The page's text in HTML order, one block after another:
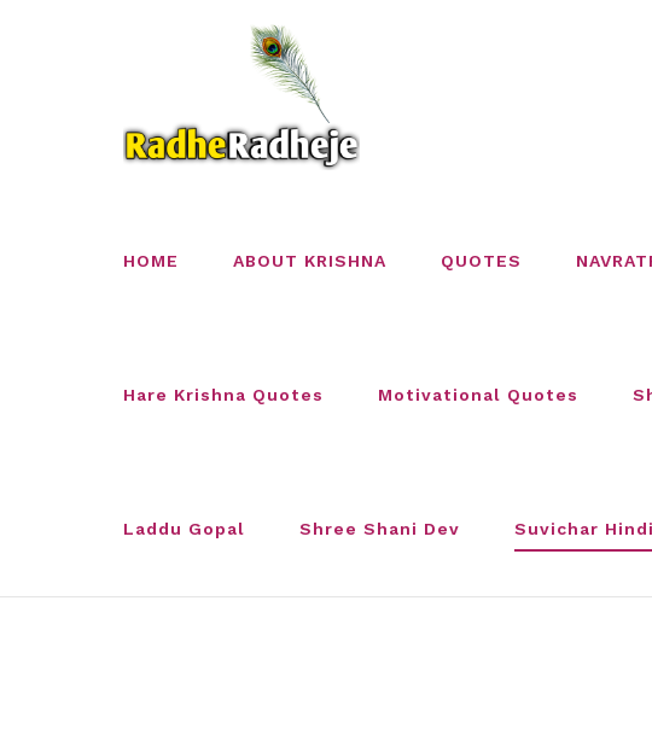
HOME ABOUT KRISHNA QUOTES
Hare Krishna Quotes Motivational Quotes
Laddu Gopal Shree Shani Dev Suvichar Hindi